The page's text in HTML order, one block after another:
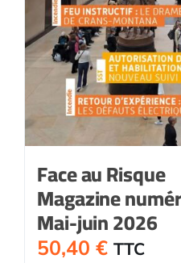
Face au Risque
Magazine
Mai-juin 2026
50,40 € TTC